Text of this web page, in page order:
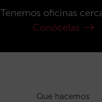
Tenemos oficinas
Conócelas
Que hacemos